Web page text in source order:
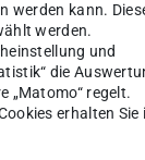
(DiK), für
Hinzu
werden kann.
werden.
und
die
„Matomo“ regelt.
erhalten Sie